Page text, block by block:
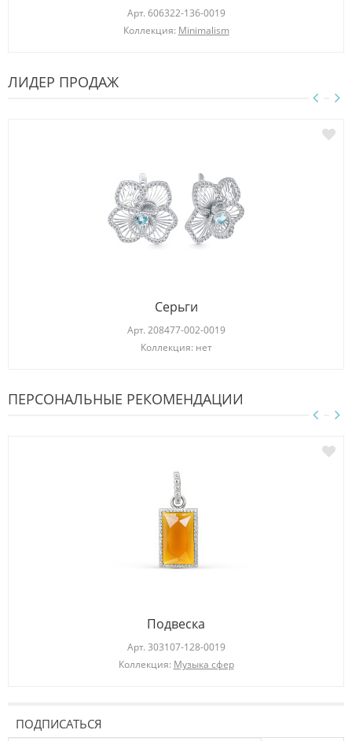
Арт. 606322-136-0019
Коллекция: Minimalism
ЛИДЕР ПРОДАЖ
Серьги
Арт. 208477-002-0019
Коллекция: нет
ПЕРСОНАЛЬНЫЕ РЕКОМЕНДАЦИИ
Подвеска
Арт. 303107-128-0019
Коллекция: Музыка сфер
ПОДПИСАТЬСЯ